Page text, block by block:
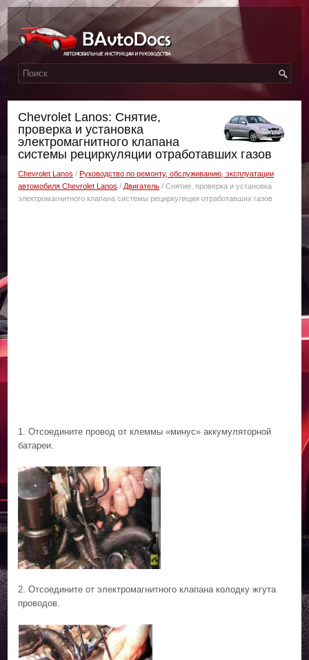
Chevrolet Lanos: Снятие,
проверка и установка
электромагнитного клапана
системы рециркуляции отработавших газов
Chevrolet Lanos /Руководство по ремонту, обслуживанию, эксплуатации
автомобиля Chevrolet Lanos / Двигатель / Снятие, проверка и установка
электромагнитного клапана системы рециркуляции отработавших газов
1. Отсоедините провод от клеммы «минус» аккумуляторной
батареи.
2. Отсоедините от электромагнитного клапана колодку жгута
проводов.